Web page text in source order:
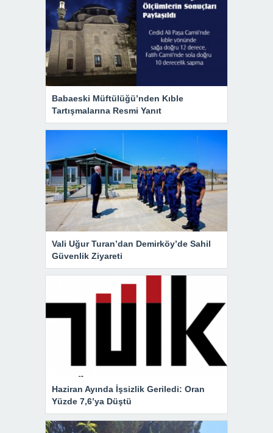
Babaeski Müftülüğü’nden Kıble
Tartışmalarına Resmi Yanıt
Vali Uğur Turan’dan Demirköy’de Sahil
Güvenlik Ziyareti
Haziran Ayında İşsizlik Geriledi: Oran
Yüzde 7,6’ya Düştü